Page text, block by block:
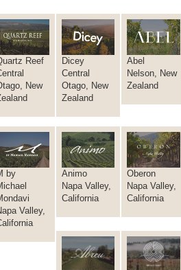
Reef
New
Dicey
Central
Otago, New
Zealand
Abel
Nelson, New
Zealand
by
Valley,
Animo
Napa Valley,
California
Oberon
Napa Valley,
California